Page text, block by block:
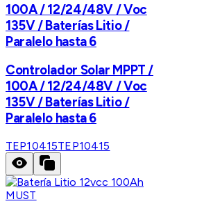
100A / 12/24/48V / Voc
135V / Baterías Litio /
Paralelo hasta 6
Controlador Solar MPPT /
100A / 12/24/48V / Voc
135V / Baterías Litio /
Paralelo hasta 6
TEP10415TEP10415
MUST